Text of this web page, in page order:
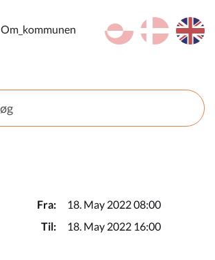
en
da
kl-GL
Om_kommunen
Fra:
18. May 2022 08:00
Til:
18. May 2022 16:00